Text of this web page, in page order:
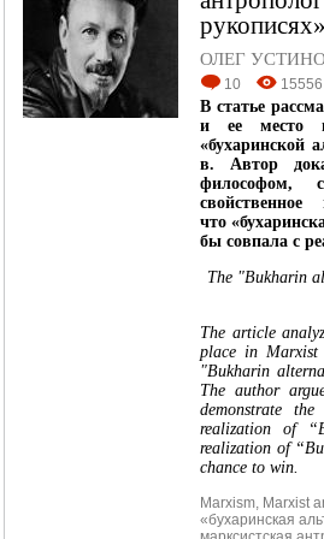
ОЛЕГ
10 15556
В статье
и ее место в
«бухаринской
в. Автор
философом,
что
бы совпала с
The "Bukharin
The article
place in Marxist
"Bukharin
The author
demonstrate
realization of
realization of
chance to win.
Marxism, Marxist
«бухаринская